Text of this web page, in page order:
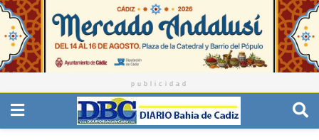
publicidad